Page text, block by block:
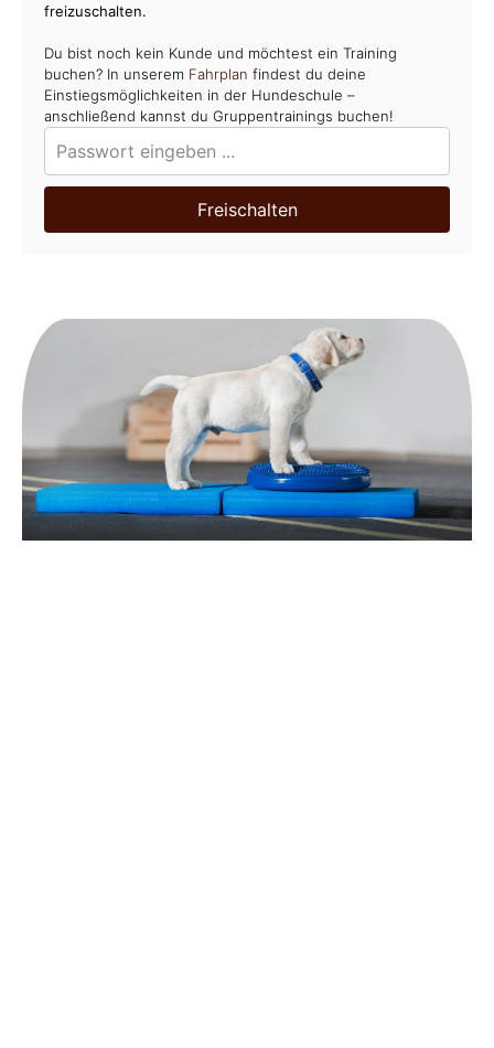
freizuschalten.
Du bist noch kein Kunde und möchtest ein Training
buchen? In unserem Fahrplan findest du deine
Einstiegsmöglichkeiten in der Hundeschule –
anschließend kannst du Gruppentrainings buchen!
Freischalten